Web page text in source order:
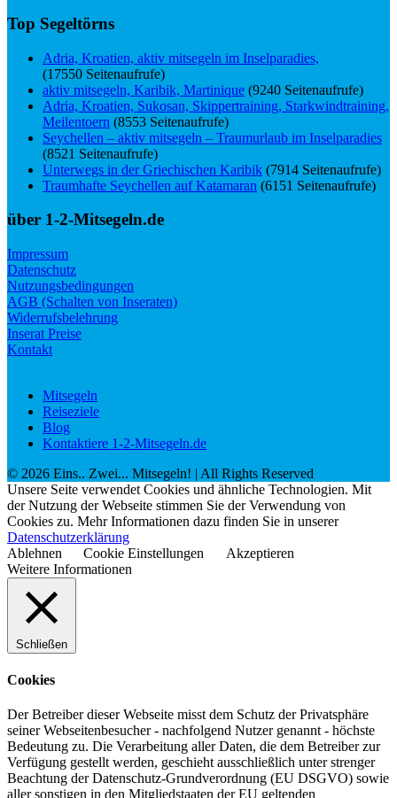
Top Segeltörns
Adria, Kroatien, aktiv mitsegeln im Inselparadies,
(17550 Seitenaufrufe)
aktiv mitsegeln, Karibik, Martinique (9240 Seitenaufrufe)
Adria, Kroatien, Sukosan, Skippertraining, Starkwindtraining,
Meilentoern (8553 Seitenaufrufe)
Seychellen – aktiv mitsegeln – Traumurlaub im Inselparadies
(8521 Seitenaufrufe)
Unterwegs in der Griechischen Karibik (7914 Seitenaufrufe)
Traumhafte Seychellen auf Katamaran (6151 Seitenaufrufe)
über 1-2-Mitsegeln.de
Impressum
Datenschutz
Nutzungsbedingungen
AGB (Schalten von Inseraten)
Widerrufsbelehrung
Inserat Preise
Kontakt
Mitsegeln
Reiseziele
Blog
Kontaktiere 1-2-Mitsegeln.de
© 2026 Eins.. Zwei... Mitsegeln! | All Rights Reserved
Unsere Seite verwendet Cookies und ähnliche Technologien. Mit
der Nutzung der Webseite stimmen Sie der Verwendung von
Cookies zu. Mehr Informationen dazu finden Sie in unserer
Datenschutzerklärung
Ablehnen
Cookie Einstellungen
Akzeptieren
Weitere Informationen
Schließen
Cookies
Der Betreiber dieser Webseite misst dem Schutz der Privatsphäre
seiner Webseitenbesucher - nachfolgend Nutzer genannt - höchste
Bedeutung zu. Die Verarbeitung aller Daten, die dem Betreiber zur
Verfügung gestellt werden, geschieht ausschließlich unter strenger
Beachtung der Datenschutz-Grundverordnung (EU DSGVO) sowie
aller sonstigen in den Mitgliedstaaten der EU geltenden